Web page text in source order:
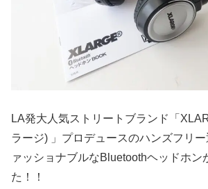
LA発大人気ストリートブランド「
ラージ) 」プロデュースのハンズフリ
ァッショナブルなBluetoothヘッドホン
た！！